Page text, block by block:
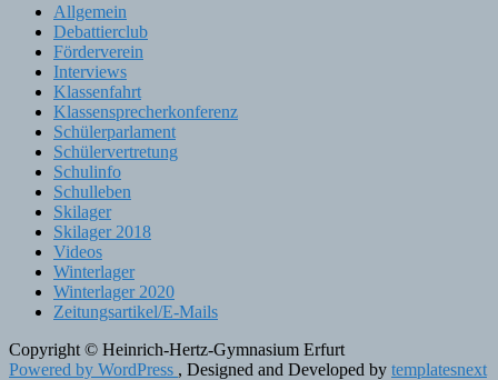
Allgemein
Debattierclub
Förderverein
Interviews
Klassenfahrt
Klassensprecherkonferenz
Schülerparlament
Schülervertretung
Schulinfo
Schulleben
Skilager
Skilager 2018
Videos
Winterlager
Winterlager 2020
Zeitungsartikel/E-Mails
Copyright © Heinrich-Hertz-Gymnasium Erfurt
Powered by WordPress , Designed and Developed by templatesnext